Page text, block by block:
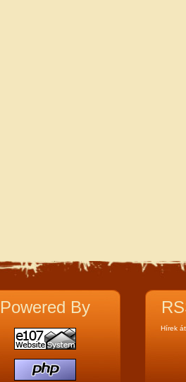
Powered By
Hírek